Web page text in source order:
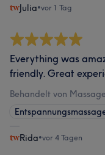
Julia•vor 1 Tag
Everything was
friendly. Great
Behandelt von
Rida•vor 4 Tagen